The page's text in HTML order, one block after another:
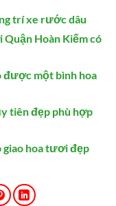
trí xe rước dâu
Hoàn Kiếm có
được một bình hoa
tiên đẹp phù hợp
giao hoa tươi đẹp